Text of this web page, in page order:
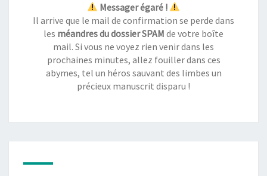
Messager égaré !
Il arrive que le mail de confirmation se perde dans
les méandres du dossier SPAM de votre boîte
mail. Si vous ne voyez rien venir dans les
prochaines minutes, allez fouiller dans ces
abymes, tel un héros sauvant des limbes un
précieux manuscrit disparu !